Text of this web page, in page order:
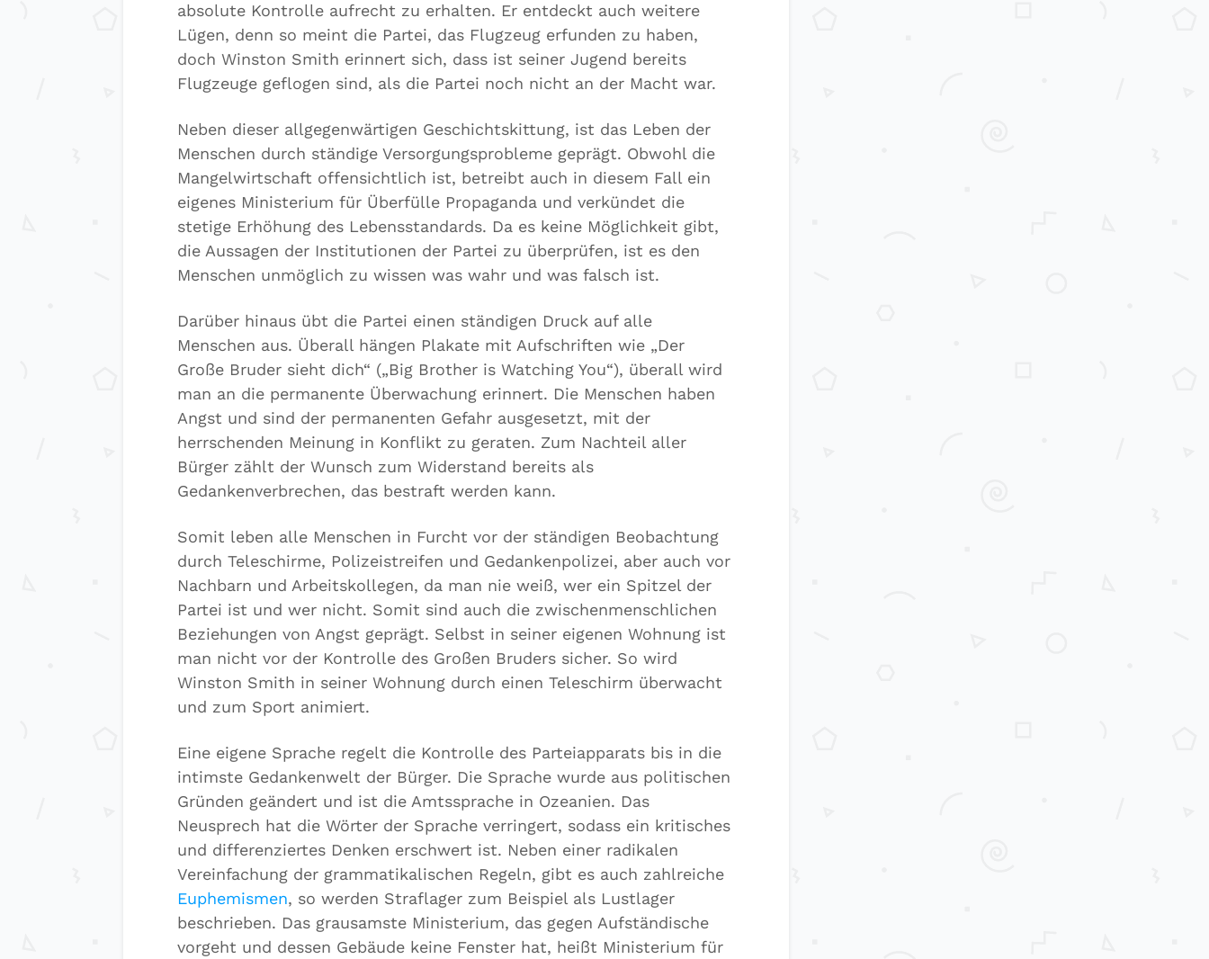
absolute Kontrolle aufrecht zu erhalten. Er entdeckt auch weitere
Lügen, denn so meint die Partei, das Flugzeug erfunden zu haben,
doch Winston Smith erinnert sich, dass ist seiner Jugend bereits
Flugzeuge geflogen sind, als die Partei noch nicht an der Macht war.
Neben dieser allgegenwärtigen Geschichtskittung, ist das Leben der
Menschen durch ständige Versorgungsprobleme geprägt. Obwohl die
Mangelwirtschaft offensichtlich ist, betreibt auch in diesem Fall ein
eigenes Ministerium für Überfülle Propaganda und verkündet die
stetige Erhöhung des Lebensstandards. Da es keine Möglichkeit gibt,
die Aussagen der Institutionen der Partei zu überprüfen, ist es den
Menschen unmöglich zu wissen was wahr und was falsch ist.
Darüber hinaus übt die Partei einen ständigen Druck auf alle
Menschen aus. Überall hängen Plakate mit Aufschriften wie „Der
Große Bruder sieht dich“ („Big Brother is Watching You“), überall wird
man an die permanente Überwachung erinnert. Die Menschen haben
Angst und sind der permanenten Gefahr ausgesetzt, mit der
herrschenden Meinung in Konflikt zu geraten. Zum Nachteil aller
Bürger zählt der Wunsch zum Widerstand bereits als
Gedankenverbrechen, das bestraft werden kann.
Somit leben alle Menschen in Furcht vor der ständigen Beobachtung
durch Teleschirme, Polizeistreifen und Gedankenpolizei, aber auch vor
Nachbarn und Arbeitskollegen, da man nie weiß, wer ein Spitzel der
Partei ist und wer nicht. Somit sind auch die zwischenmenschlichen
Beziehungen von Angst geprägt. Selbst in seiner eigenen Wohnung ist
man nicht vor der Kontrolle des Großen Bruders sicher. So wird
Winston Smith in seiner Wohnung durch einen Teleschirm überwacht
und zum Sport animiert.
Eine eigene Sprache regelt die Kontrolle des Parteiapparats bis in die
intimste Gedankenwelt der Bürger. Die Sprache wurde aus politischen
Gründen geändert und ist die Amtssprache in Ozeanien. Das
Neusprech hat die Wörter der Sprache verringert, sodass ein kritisches
und differenziertes Denken erschwert ist. Neben einer radikalen
Vereinfachung der grammatikalischen Regeln, gibt es auch zahlreiche
Euphemismen, so werden Straflager zum Beispiel als Lustlager
beschrieben. Das grausamste Ministerium, das gegen Aufständische
vorgeht und dessen Gebäude keine Fenster hat, heißt Ministerium für